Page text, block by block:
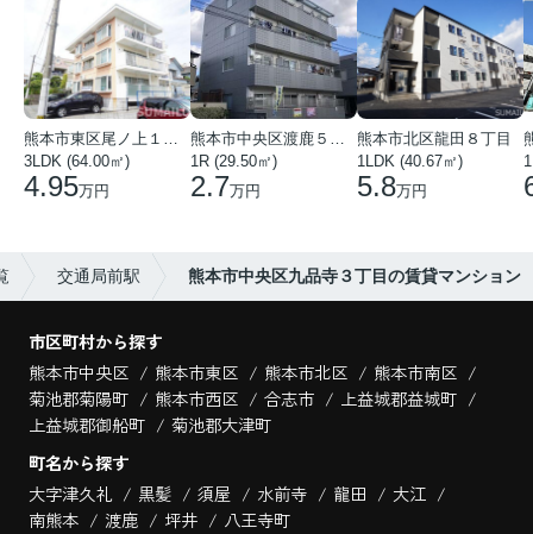
3LDK (64.00㎡)
4.95万円
1R (29.50㎡)
2.7万円
熊本市北区龍田８丁目
1LDK (40.67㎡)
5.8万円
交通局前駅 熊本市中央区九品寺３丁目の賃貸マンション
市区町村から探す
熊本市中央区
熊本市東区 熊本市北区
熊本市南区
菊池郡菊陽町
熊本市西区 合志市
上益城郡益城町
上益城郡御船町
菊池郡大津町
町名から探す
大字津久礼
黒髪 須屋 水前寺 龍田
大江
南熊本
渡鹿 坪井
八王寺町